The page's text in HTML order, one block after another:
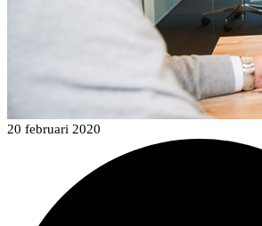
20 februari 2020